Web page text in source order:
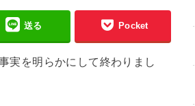
送る Pocket
実を明らかにして終わりまし